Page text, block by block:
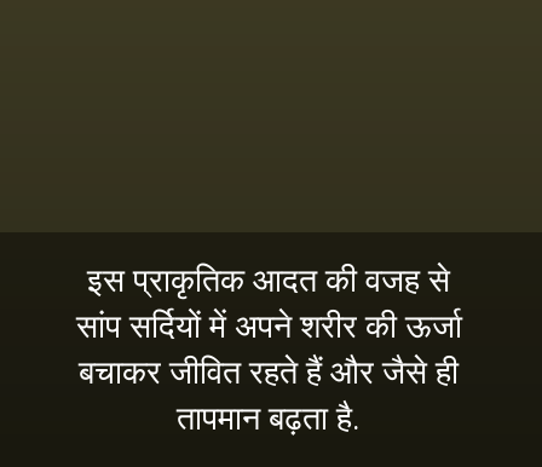
इस प्राकृतिक आदत की वजह से
सांप सर्दियों में अपने शरीर की ऊर्जा
बचाकर जीवित रहते हैं और जैसे ही
तापमान बढ़ता है.